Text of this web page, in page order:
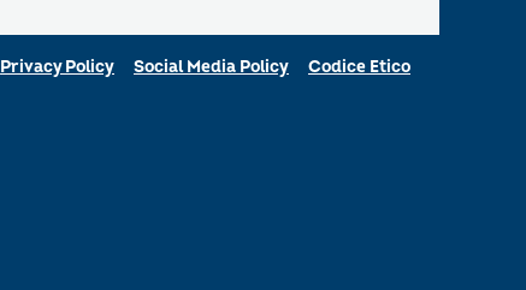
Privacy Policy Social Media Policy Codice Etico